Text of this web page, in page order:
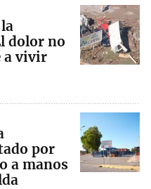
dolor no
a vivir
por
a manos